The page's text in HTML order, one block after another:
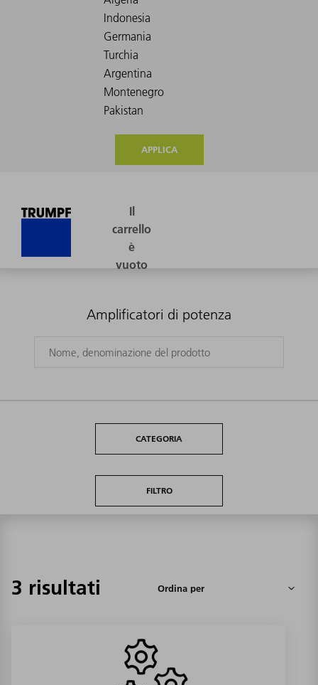
APPLICA
Amplificatori di potenza
CATEGORIA
FILTRO
3 risultati